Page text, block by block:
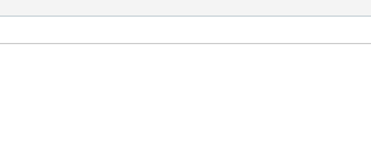
680) {
{
< 590) {